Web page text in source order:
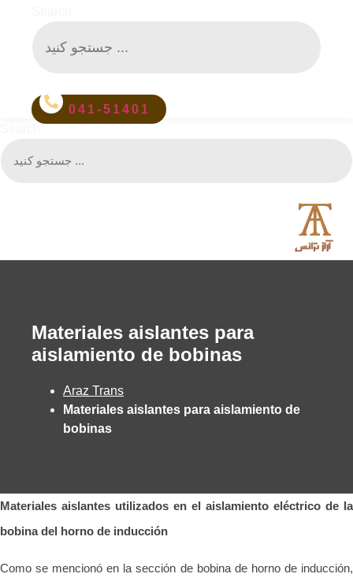
041-51401
Materiales aislantes para
aislamiento de bobinas
Araz Trans
Materiales aislantes para aislamiento de
bobinas
Materiales aislantes utilizados en el aislamiento eléctrico de la
bobina del horno de inducción
Como se mencionó en la sección de bobina de horno de inducción,